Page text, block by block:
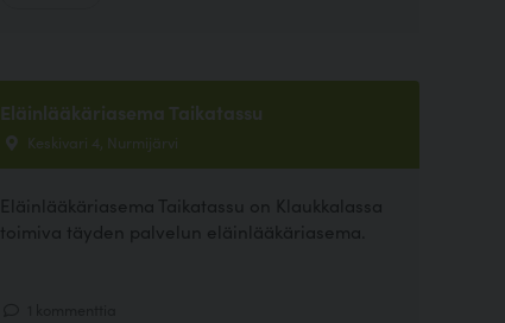
Eläinlääkäriasema Taikatassu
Keskivari 4, Nurmijärvi
Eläinlääkäriasema Taikatassu on Klaukkalassa
toimiva täyden palvelun eläinlääkäriasema.